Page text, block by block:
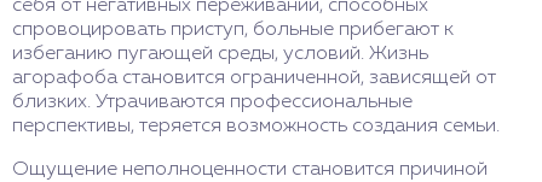
себя от негативных переживаний, способных
спровоцировать приступ, больные прибегают к
избеганию пугающей среды, условий. Жизнь
агорафоба становится ограниченной, зависящей от
близких. Утрачиваются профессиональные
перспективы, теряется возможность создания семьи.
Ощущение неполноценности становится причиной